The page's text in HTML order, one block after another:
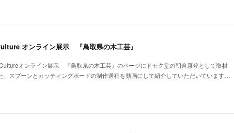
オンライン展示 『鳥取県の木工芸』
オンライン展示 『鳥取県の木工芸』のページにドモク堂の朝倉康登として取材
。スプーンとカッティングボードの制作過程を動画にして紹介していただいています…